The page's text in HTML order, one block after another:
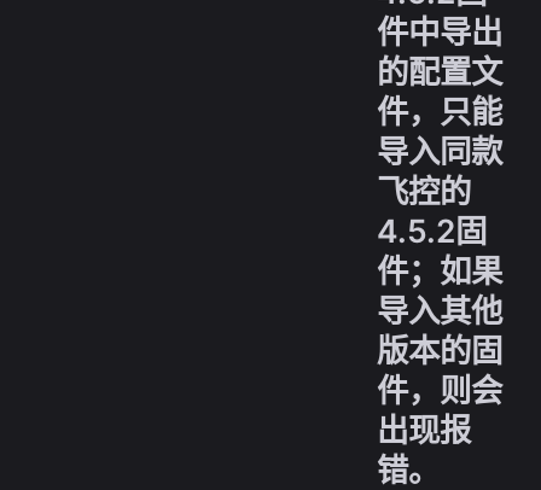
件中导出
的配置文
件，只能
导入同款
飞控的
4.5.2固
件；如果
导入其他
版本的固
件，则会
出现报
错。